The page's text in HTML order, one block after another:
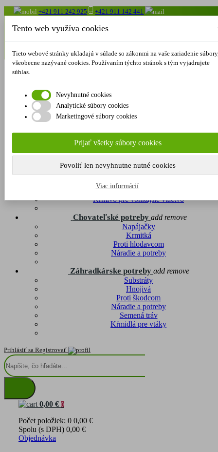
+421 911 242 925
+421 911 142 441
Porovnať 0
Obľúbené 0
Krmivá
Krmivo pre Králiky
Ošípané
Ovce, kozy
Ryby
Krmivo pre Exoty
Krmivo pre Psov a Mačky
Krmivá pre Holuby
Doplnky výživy
Krmivo pre vonkajšie vtáctvo
Chovateľské potreby add remove
Napájačky
Krmitká
Proti hlodavcom
Náradie a potreby
Záhradkárske potreby add remove
Substráty
Hnojivá
Proti škodcom
Náradie a potreby
Semená tráv
Kŕmidlá pre vtáky
Prihlásiť sa Registrovať
0,00 € 0
Počet položiek: 0 0,00 €
Spolu (s DPH) 0,00 €
Objednávka
Tento web využíva cookies
Tieto webové stránky ukladajú v súlade so zákonmi na vaše zariadenie
všeobecne nazývané cookies. Používaním týchto stránok s tým vyjadrujete
súhlas.
Nevyhnutné cookies
Analytické súbory cookies
Marketingové súbory cookies
Prijať všetky súbory cookies
Povoliť len nevyhnutne nutné cookies
Viac informácií